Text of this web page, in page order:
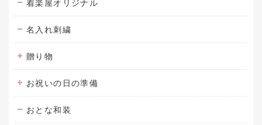
着楽屋オリジナル
名入れ刺繍
贈り物
お祝いの日の準備
おとな和装